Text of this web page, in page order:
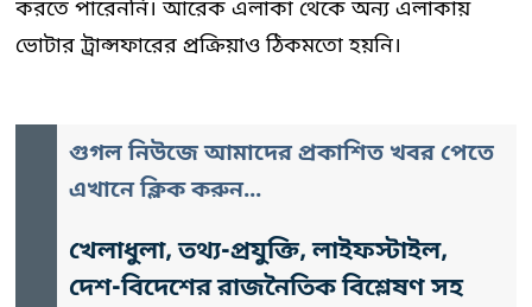
করতে পারেননি। আরেক এলাকা থেকে অন্য এলাকায়
ভোটার ট্রান্সফারের প্রক্রিয়াও ঠিকমতো হয়নি।
গুগল নিউজে আমাদের প্রকাশিত খবর পেতে
এখানে ক্লিক করুন...
খেলাধুলা, তথ্য-প্রযুক্তি, লাইফস্টাইল,
দেশ-বিদেশের রাজনৈতিক বিশ্লেষণ সহ